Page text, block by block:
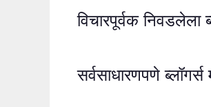
विचारपूर्वक निवडलेला
सर्वसाधारणपणे